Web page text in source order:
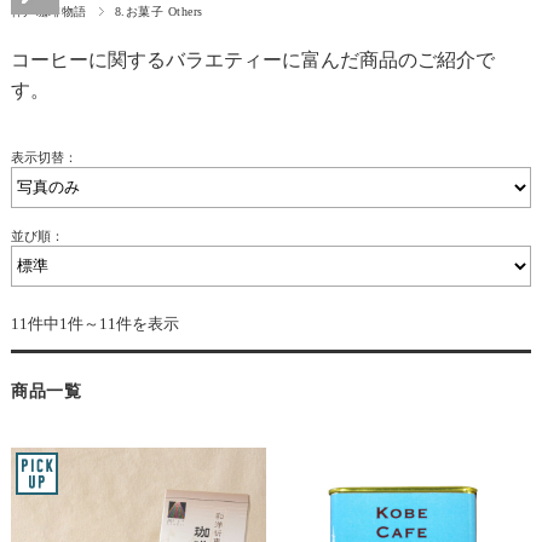
神戸珈琲物語 8.お菓子 Others
コーヒーに関するバラエティーに富んだ商品のご紹介で
す。
表示切替：
並び順：
11件中1件～11件を表示
商品一覧